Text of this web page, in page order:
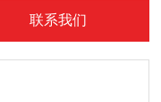
联系我们